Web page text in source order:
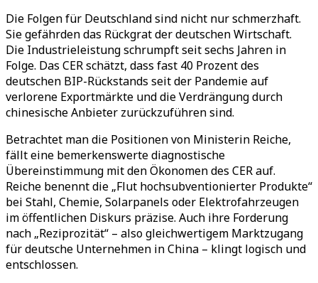
Die Folgen für Deutschland sind nicht nur schmerzhaft.
Sie gefährden das Rückgrat der deutschen Wirtschaft.
Die Industrieleistung schrumpft seit sechs Jahren in
Folge. Das CER schätzt, dass fast 40 Prozent des
deutschen BIP-Rückstands seit der Pandemie auf
verlorene Exportmärkte und die Verdrängung durch
chinesische Anbieter zurückzuführen sind.
Betrachtet man die Positionen von Ministerin Reiche,
fällt eine bemerkenswerte diagnostische
Übereinstimmung mit den Ökonomen des CER auf.
Reiche benennt die „Flut hochsubventionierter Produkte“
bei Stahl, Chemie, Solarpanels oder Elektrofahrzeugen
im öffentlichen Diskurs präzise. Auch ihre Forderung
nach „Reziprozität“ – also gleichwertigem Marktzugang
für deutsche Unternehmen in China – klingt logisch und
entschlossen.